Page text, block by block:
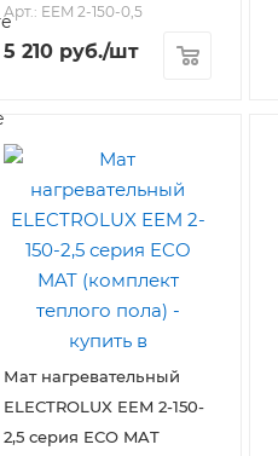
Арт.: EEM 2-150-0,5
5 210 руб./шт
Мат нагревательный
ELECTROLUX EEM 2-150-
2,5 серия ECO MAT